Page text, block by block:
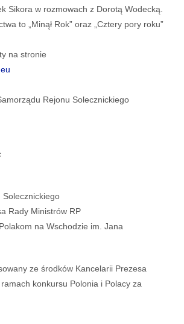
Sikora w rozmowach z Dorotą Wodecką.
to „Minął Rok” oraz „Cztery pory roku”
na stronie
Rejonu Solecznickiego
Solecznickiego
Rady Ministrów RP
na Wschodzie im. Jana
ze środków Kancelarii Prezesa
konkursu Polonia i Polacy za